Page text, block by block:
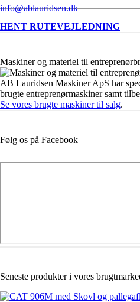
info@ablauridsen.dk
HENT RUTEVEJLEDNING
Maskiner og materiel til
AB Lauridsen Maskiner ApS har
brugte entreprenørmaskiner samt
Se vores brugte maskiner til salg.
Følg os på Facebook
Seneste produkter i vores